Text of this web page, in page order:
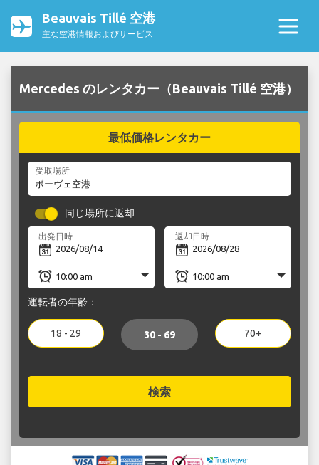
Beauvais Tillé 空港
主な空港情報およびサービス
Mercedes のレンタカー（Beauvais Tillé 空港）
最低価格レンタカー
受取場所
同じ場所に返却
出発日時 返却日時
運転者の年齢：
18 - 29 30 - 69 70+
検索